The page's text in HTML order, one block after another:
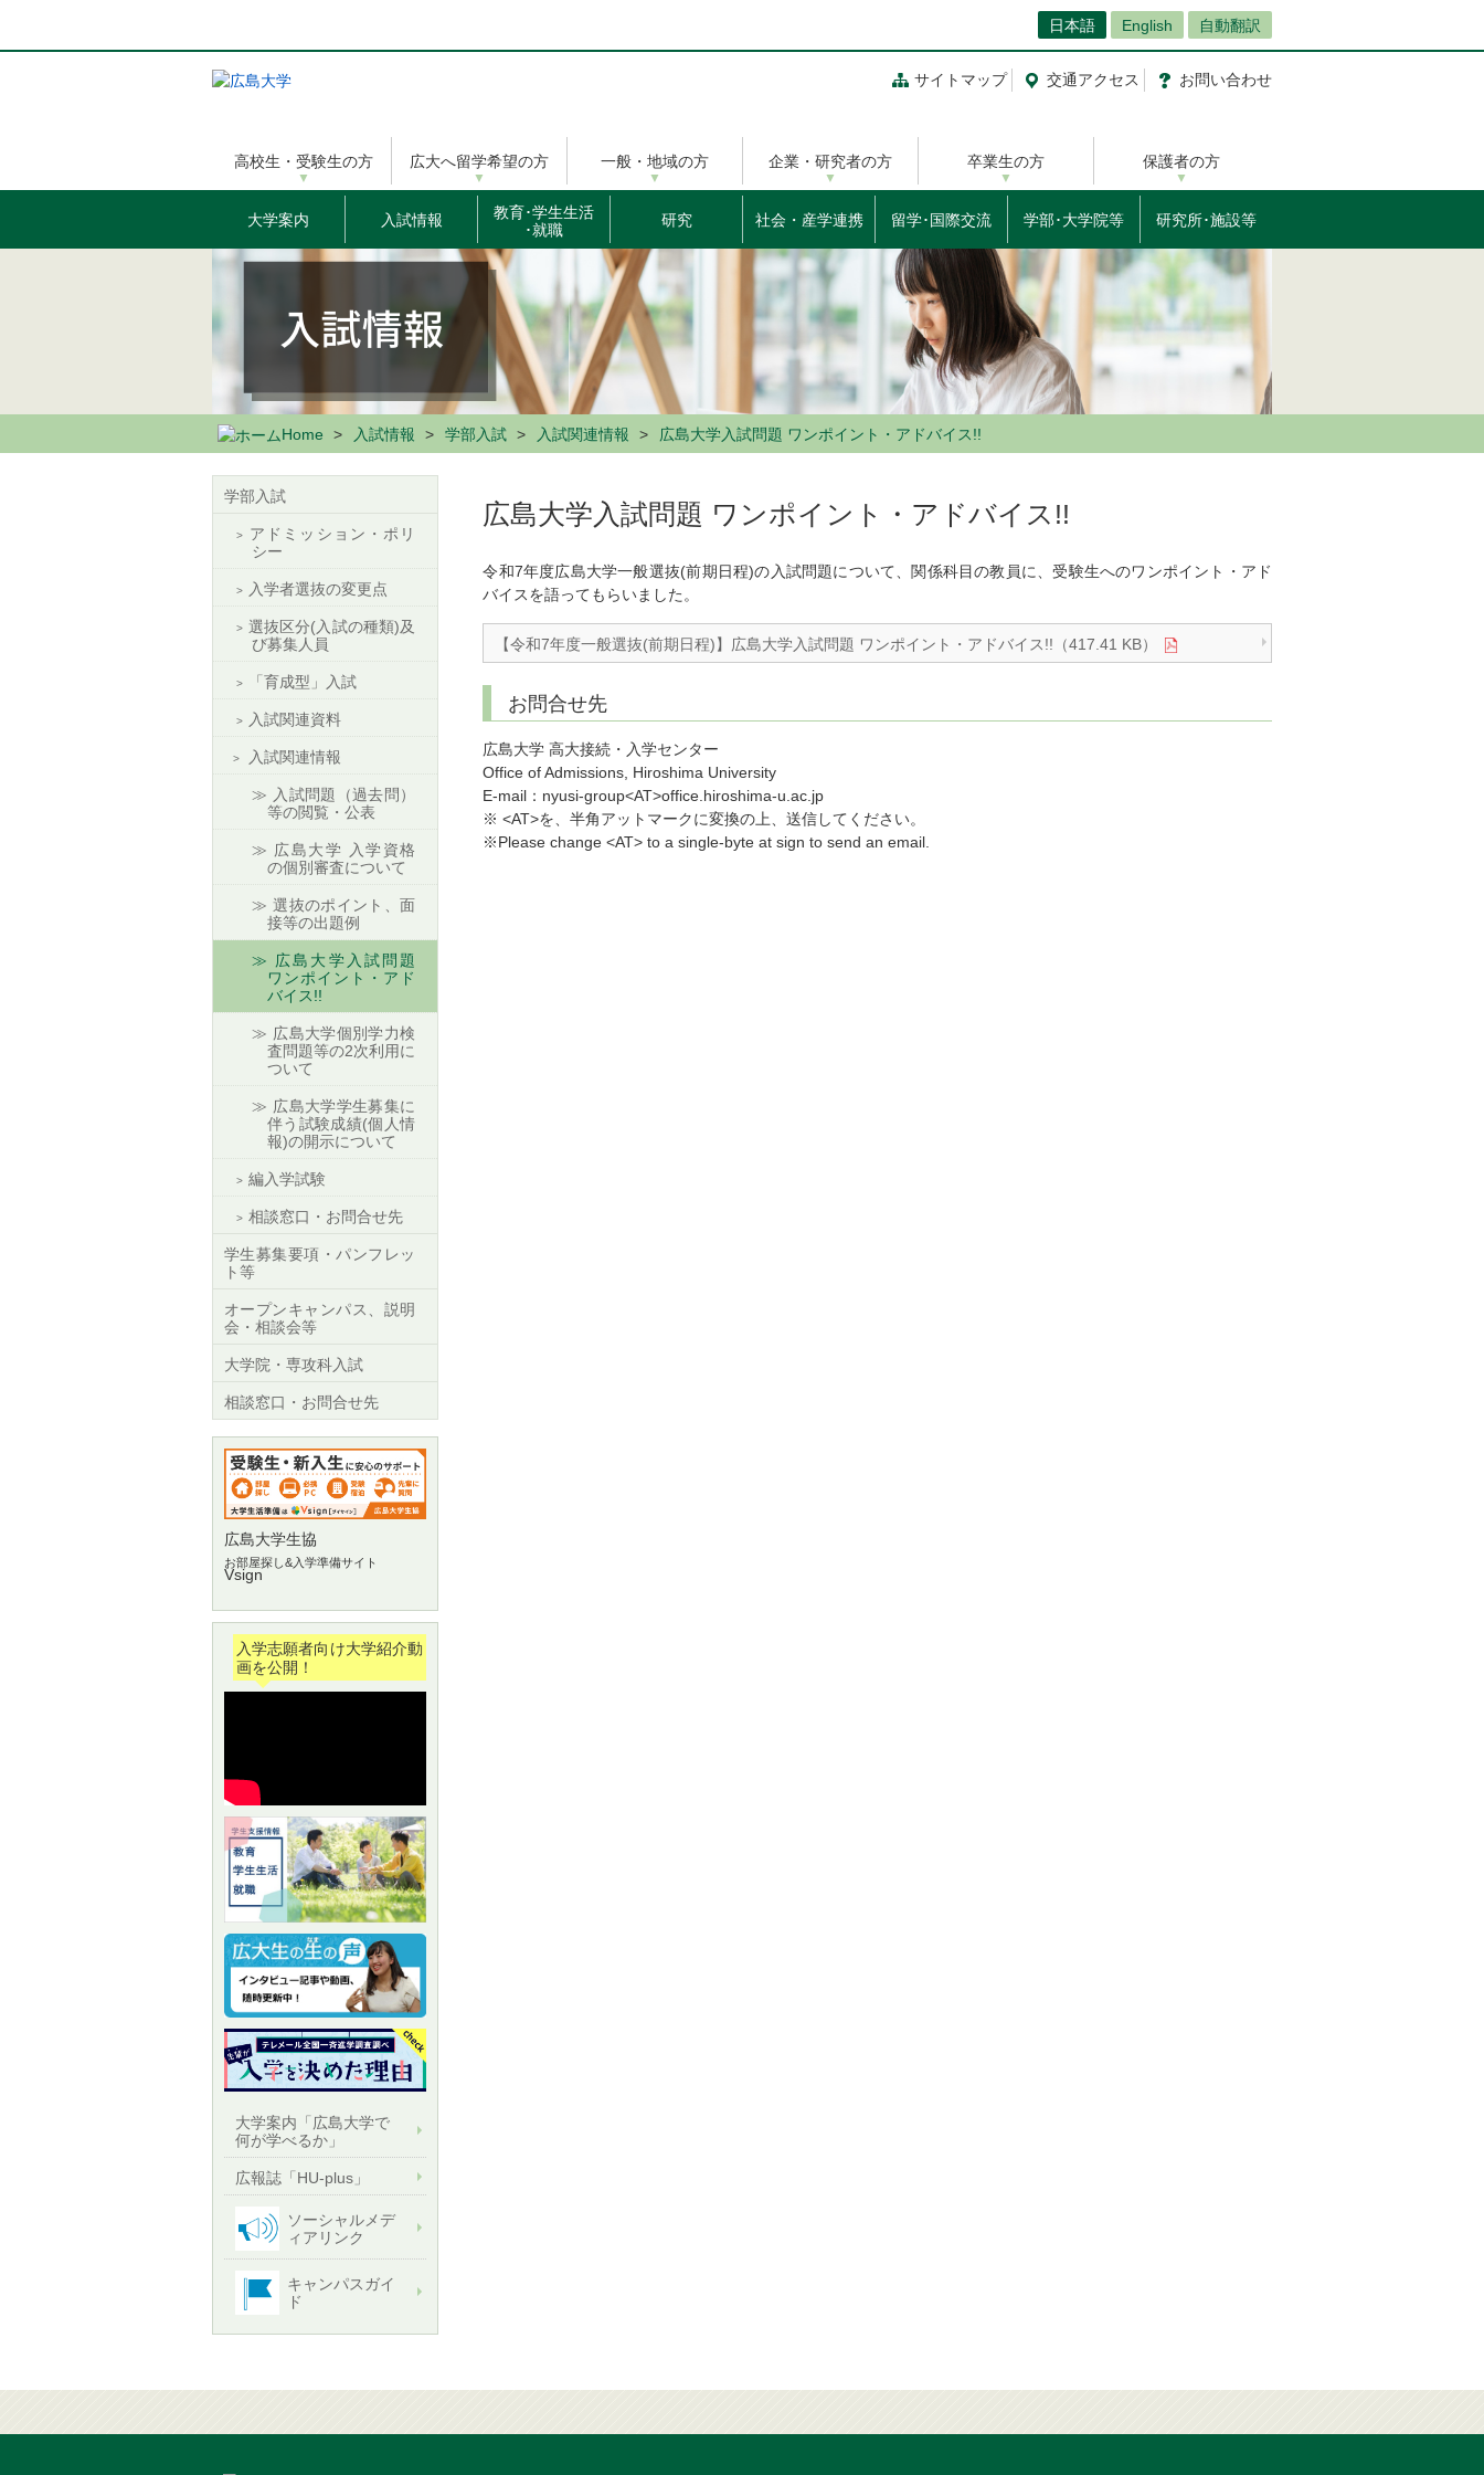
ン
日本語 English 自動翻訳
サイトマップ 交通アクセス お問い合わせ
高校生・受験生の方 広大へ留学希望の方 一般・地域の方 企業・研究者の方 卒業生の方 保護者の方
大学案内 入試情報
教育･学生生活
･就職
研究 社会・産学連携 留学･国際交流 学部･大学院等 研究所･施設等
Home 入試情報 学部入試 入試関連情報 広島大学入試問題 ワンポイント・アドバイス!!
広島大学入試問題 ワンポイント・アドバイス!!
令和7年度広島大学一般選抜(前期日程)の入試問題について、関係科目の教員に、受験生へのワンポイント・アド
バイスを語ってもらいました。
【令和7年度一般選抜(前期日程)】広島大学入試問題 ワンポイント・アドバイス!!（417.41 KB）
お問合せ先
広島大学 高大接続・入学センター
Office of Admissions, Hiroshima University
E-mail：nyusi-group<AT>office.hiroshima-u.ac.jp
※ <AT>を、半角アットマークに変換の上、送信してください。
※Please change <AT> to a single-byte at sign to send an email.
学部入試
アドミッション・ポリ
シー
入学者選抜の変更点
選抜区分(入試の種類)及
び募集人員
「育成型」入試
入試関連資料
入試関連情報
入試問題（過去問）
等の閲覧・公表
広島大学 入学資格
の個別審査について
選抜のポイント、面
接等の出題例
広島大学入試問題
ワンポイント・アド
バイス!!
広島大学個別学力検
査問題等の2次利用に
ついて
広島大学学生募集に
伴う試験成績(個人情
報)の開示について
編入学試験
相談窓口・お問合せ先
学生募集要項・パンフレッ
ト等
オープンキャンパス、説明
会・相談会等
大学院・専攻科入試
相談窓口・お問合せ先
広島大学生協
お部屋探し&入学準備サイト
Vsign
入学志願者向け大学紹介動
画を公開！
大学案内「広島大学で
何が学べるか」
広報誌「HU-plus」
ソーシャルメデ
ィアリンク
キャンパスガイ
ド